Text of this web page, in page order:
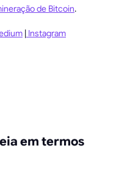
de Bitcoin.
| Instagram
em termos